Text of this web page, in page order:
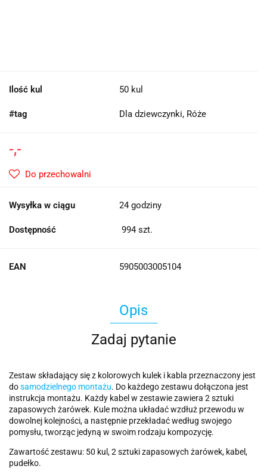
Ilość kul 50 kul
#tag Dla dziewczynki, Róże
-,-
Do przechowalni
Wysyłka w ciągu 24 godziny
Dostępność 994 szt.
EAN 5905003005104
Opis
Zadaj pytanie
Zestaw składający się z kolorowych kulek i kabla przeznaczony jest
dosamodzielnego montażu. Do każdego zestawu dołączona jest
instrukcja montażu. Każdy kabel w zestawie zawiera 2 sztuki
zapasowych żarówek. Kule można układać wzdłuż przewodu w
dowolnej kolejności, a następnie przekładać według swojego
pomysłu, tworząc jedyną w swoim rodzaju kompozycję.
Zawartość zestawu: 50 kul, 2 sztuki zapasowych żarówek, kabel,
pudełko.